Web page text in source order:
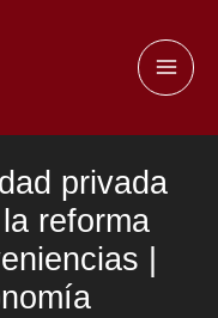
privada
reforma
|